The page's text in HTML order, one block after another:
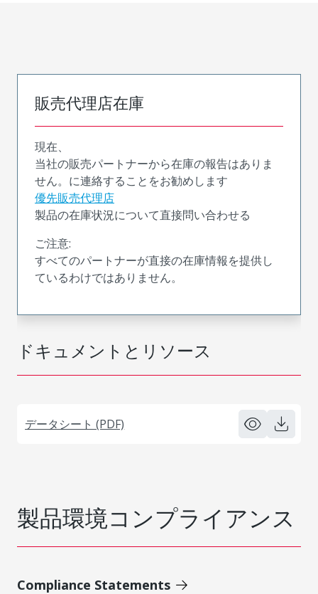
ドキュメントとリソース
データシート (PDF)
販売代理店在庫
現在、
当社の販売パートナーから在庫の報告はありま
せん。に連絡することをお勧めします
優先販売代理店
製品の在庫状況について直接問い合わせる
ご注意:
すべてのパートナーが直接の在庫情報を提供し
ているわけではありません。
製品環境コンプライアンス
Compliance Statements